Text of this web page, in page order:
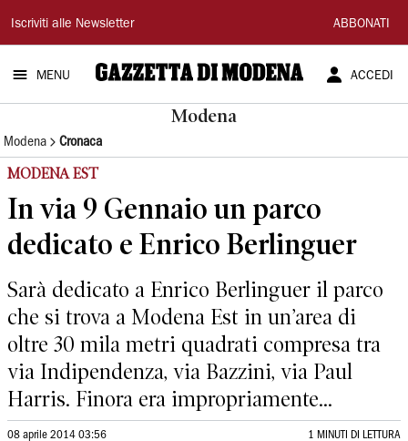
Gazzetta
di
Modena
Iscriviti alle Newsletter ABBONATI
MENU ACCEDI
Modena
Modena Cronaca
MODENA EST
In via 9 Gennaio un parco
dedicato e Enrico Berlinguer
Sarà dedicato a Enrico Berlinguer il parco
che si trova a Modena Est in un’area di
oltre 30 mila metri quadrati compresa tra
via Indipendenza, via Bazzini, via Paul
Harris. Finora era impropriamente...
08 aprile 2014 03:56 1 MINUTI DI LETTURA